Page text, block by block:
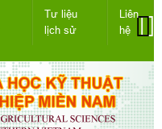
Tư liệu
lịch sử
Liên
hệ